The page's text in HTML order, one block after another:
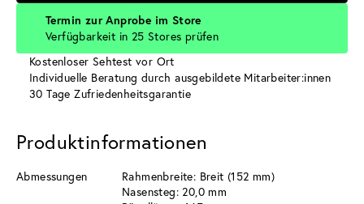
Termin zur Anprobe im Store
Verfügbarkeit in 25 Stores prüfen
Kostenloser Sehtest vor Ort
Individuelle Beratung durch ausgebildete Mitarbeiter:innen
30 Tage Zufriedenheitsgarantie
Produktinformationen
Abmessungen
Rahmenbreite: Breit (152 mm)
Nasensteg: 20,0 mm